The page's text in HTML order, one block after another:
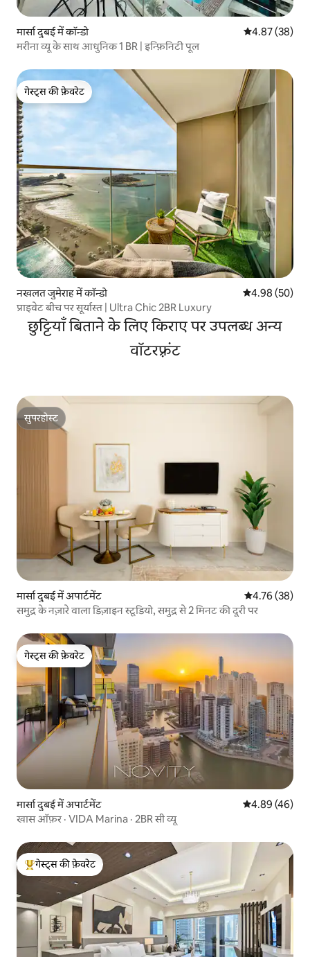
मार्सा दुबई में कॉन्डो औसत रेटिंग 5 में
4.87 (38)
मरीना व्यू के साथ आधुनिक 1 BR | इन्फ़िनिटी पूल
गेस्ट्स की फ़ेवरेट
गेस्ट्स की फ़ेवरेट
नखलत जुमेराह में कॉन्डो औसत रेटिंग 5 में
4.98 (50)
प्राइवेट बीच पर सूर्यास्त | Ultra Chic 2BR Luxury
छुट्टियाँ बिताने के लिए किराए पर उपलब्ध अन्य
वॉटरफ़्रंट
सुपरहोस्ट
सुपरहोस्ट
मार्सा दुबई में अपार्टमेंट औसत रेटिंग 5 में
4.76 (38)
समुद्र के नज़ारे वाला डिज़ाइन स्टूडियो, समुद्र से 2 मिनट की दूरी पर
गेस्ट्स की फ़ेवरेट
गेस्ट्स की फ़ेवरेट
मार्सा दुबई में अपार्टमेंट औसत रेटिंग 5 में
4.89 (46)
खास ऑफ़र · VIDA Marina · 2BR सी व्यू
गेस्ट्स का टॉप फ़ेवरेट
गेस्ट्स की फ़ेवरेट